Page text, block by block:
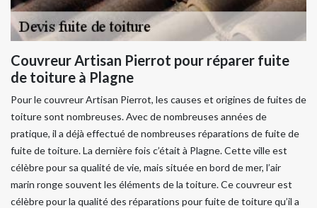
Couvreur Artisan Pierrot pour réparer fuite
de toiture à Plagne
Pour le couvreur Artisan Pierrot, les causes et origines de fuites de
toiture sont nombreuses. Avec de nombreuses années de
pratique, il a déjà effectué de nombreuses réparations de fuite de
fuite de toiture. La dernière fois c’était à Plagne. Cette ville est
célèbre pour sa qualité de vie, mais située en bord de mer, l’air
marin ronge souvent les éléments de la toiture. Ce couvreur est
célèbre pour la qualité des réparations pour fuite de toiture qu’il a